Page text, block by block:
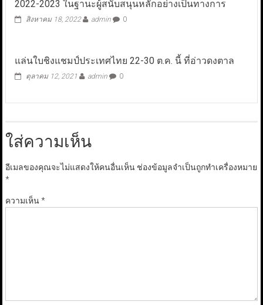
2022-2023 ในฐานะผู้สนับสนุนหลักอย่างเป็นทางการ
สิงหาคม 18, 2022 admin 0
แล่นใบชิงแชมป์ประเทศไทย 22-30 ต.ค. นี้ ที่อ่าวดงตาล
ตุลาคม 12, 2021 admin 0
ใส่ความเห็น
อีเมลของคุณจะไม่แสดงให้คนอื่นเห็น ช่องข้อมูลจำเป็นถูกทำเครื่องหมาย
*
ความเห็น*